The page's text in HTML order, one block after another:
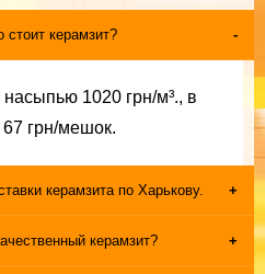
керамзит?
1020 грн/м³., в
грн/мешок.
керамзита по Харькову.
керамзит?